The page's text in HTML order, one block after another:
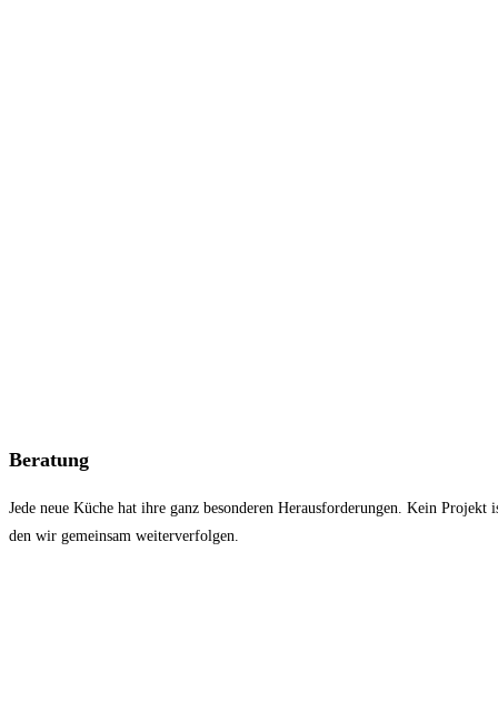
Beratung
Jede neue Küche hat ihre ganz besonderen Herausforderungen. Kein
den wir gemeinsam weiterverfolgen.